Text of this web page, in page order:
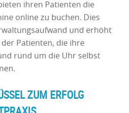
ihren Patienten die
online zu buchen. Dies
und erhöht
Patienten, die ihre
rund um die Uhr selbst
ZUM ERFOLG